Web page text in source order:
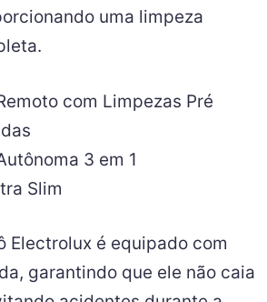
uma limpeza
com Limpezas Pré
3 em 1
Slim
Electrolux é equipado com
garantindo que ele não caia